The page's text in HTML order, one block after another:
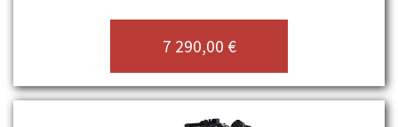
7 290,00 €